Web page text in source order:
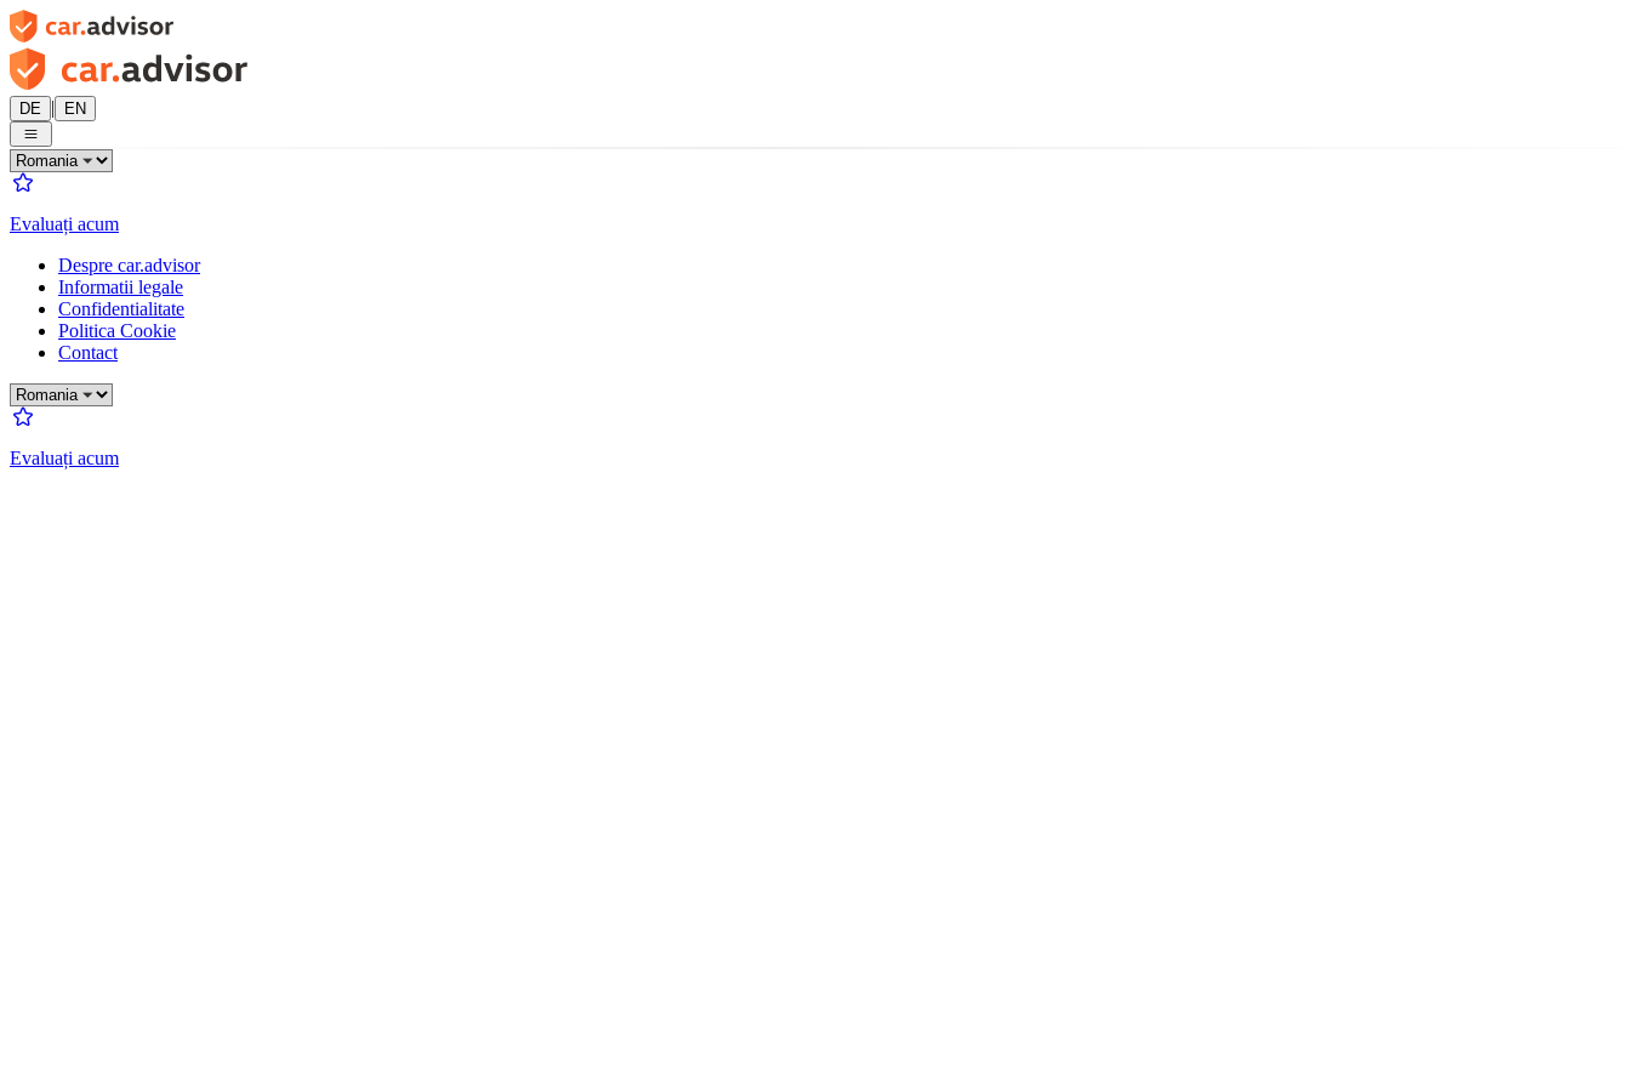
DE | EN
Evaluați acum
Despre car.advisor
Informatii legale
Confidentialitate
Politica Cookie
Contact
Evaluați acum